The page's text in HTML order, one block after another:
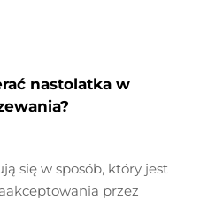
nastolatka w
się w sposób, który jest
przez